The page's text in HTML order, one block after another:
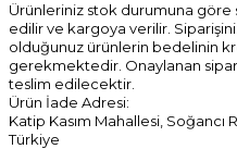
Ürünleriniz stok durumuna göre
edilir ve kargoya verilir.
olduğunuz ürünlerin bedelinin
gerekmektedir. Onaylanan
teslim edilecektir.
Ürün İade Adresi:
Katip Kasım Mahallesi, Soğancı
Türkiye